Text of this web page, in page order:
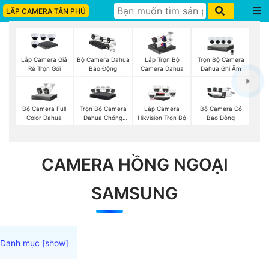
LẮP CAMERA TÂN PHÚ
Lắp Camera Giá
Rẻ Trọn Gói
Bộ Camera Dahua
Báo Động
Lắp Trọn Bộ
Camera Dahua
Trọn Bộ Camera
Dahua Ghi Âm
Bộ Camera Full
Color Dahua
Trọn Bộ Camera
Dahua Chống
Lắp Camera
Hikvision Trọn Bộ
Bộ Camera Có
Báo Đông
CAMERA HỒNG NGOẠI
SAMSUNG